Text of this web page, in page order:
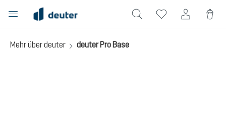
springen
Mehr über deuter deuter Pro Base